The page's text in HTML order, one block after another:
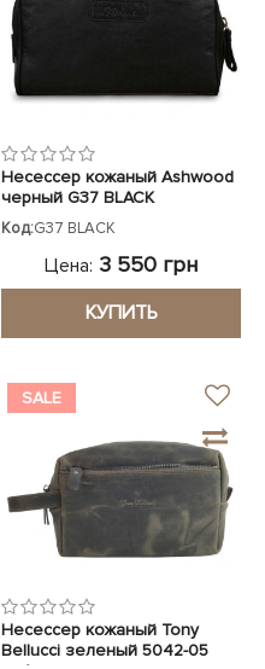
Несессер кожаный Ashwood
черный G37 BLACK
Код:G37 BLACK
Цена: 3 550 грн
КУПИТЬ
SALE
Несессер кожаный Tony
Bellucci зеленый 5042-05